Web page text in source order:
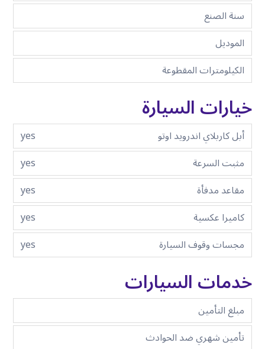
سنة الصنع
الموديل
الكيلومترات المقطوعة
خيارات السيارة
أبل كاربلاي اندرويد اوتو
yes
مثبت السرعة
yes
مقاعد مدفأة
yes
كاميرا عكسية
yes
مجسات وقوف السيارة
yes
خدمات السيارات
مبلغ التأمين
تأمين شهري ضد الحوادث